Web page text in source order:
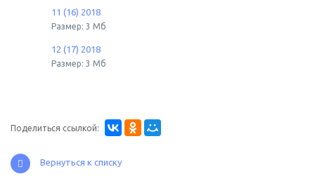
11 (16) 2018
Размер: 3 Мб
12 (17) 2018
Размер: 3 Мб
Поделиться ссылкой:
Вернуться к списку